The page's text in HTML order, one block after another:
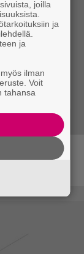
joilla
ja
ja
ilman
Voit
tahansa